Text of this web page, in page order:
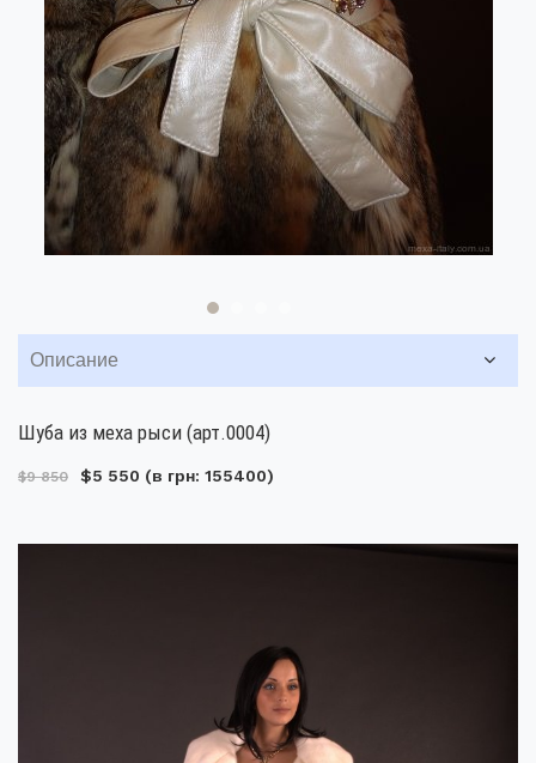
Описание
Шуба из меха рыси (арт.0004)
$9 850 $5 550 (в грн: 155400)